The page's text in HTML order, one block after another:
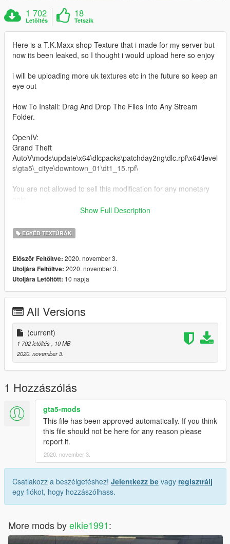
1 702
Letöltés
18
Tetszik
Here is a T.K.Maxx shop Texture that i made for my server but
now its been leaked, so I thought i would upload here so enjoy
i will be uploading more uk textures etc in the future so keep an
eye out
How To Install: Drag And Drop The Files Into Any Stream
Folder.
OpenIV:
Grand Theft
AutoV\mods\update\x64\dlcpacks\patchday2ng\dlc.rpf\x64\level
s\gta5\_citye\downtown_01\dt1_15.rpf\
You are not allowed to sell this modification for any monetary
Be aware I'm not responsible for any damage caused when
Need any help or want to check out other textures then come
www.discord.io/GGCUnknownRP
Support me
www.paypal.me/elkie1991
Show Full Description
EGYÉB TEXTÚRÁK
Először Feltöltve: 2020. november 3.
Utoljára Feltöltve: 2020. november 3.
Utoljára Letöltött: 10 napja
All Versions
(current)
1 702 letöltés, 10 MB
2020. november 3.
1 Hozzászólás
gta5-mods
This file has been approved automatically. If you think
this file should not be here for any reason please
report it.
2020. november 3.
Csatlakozz a beszélgetéshez! Jelentkezz be vagy regisztrálj
egy fiókot, hogy hozzászólhass.
More mods byelkie1991: